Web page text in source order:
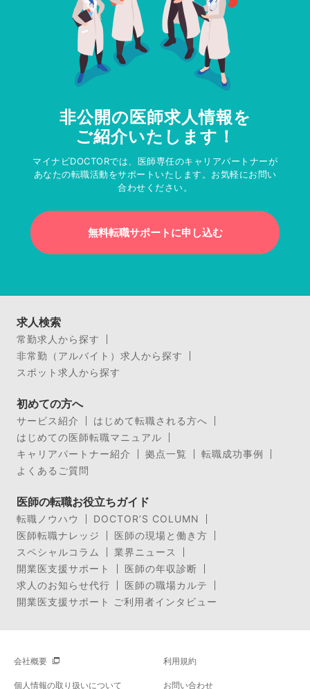
非公開の医師求人情報を
ご紹介いたします！
マイナビDOCTORでは、医師専任のキャリアパートナーが
あなたの転職活動をサポートいたします。お気軽にお問い
合わせください。
無料転職サポートに申し込む
求人検索
常勤求人から探す
非常勤（アルバイト）求人から探す
スポット求人から探す
初めての方へ
サービス紹介
はじめて転職される方へ
はじめての医師転職マニュアル
キャリアパートナー紹介
拠点一覧
転職成功事例
よくあるご質問
医師の転職お役立ちガイド
転職ノウハウ
DOCTOR’S COLUMN
医師転職ナレッジ
医師の現場と働き方
スペシャルコラム
業界ニュース
開業医支援サポート
医師の年収診断
求人のお知らせ代行
医師の職場カルテ
開業医支援サポート ご利用者インタビュー
会社概要 利用規約
個人情報の取り扱いについて お問い合わせ